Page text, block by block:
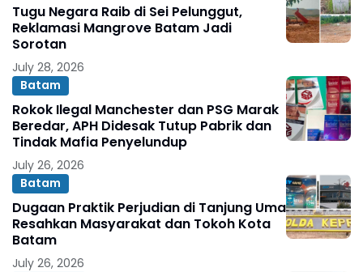
Tugu Negara Raib di Sei Pelunggut,
Reklamasi Mangrove Batam Jadi
Sorotan
July 28, 2026
Batam
Rokok Ilegal Manchester dan PSG Marak
Beredar, APH Didesak Tutup Pabrik dan
Tindak Mafia Penyelundup
July 26, 2026
Batam
Dugaan Praktik Perjudian di Tanjung Uma
Resahkan Masyarakat dan Tokoh Kota
Batam
July 26, 2026